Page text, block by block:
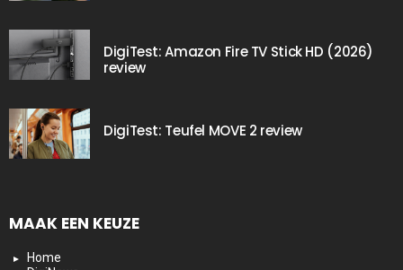
DigiTest: Amazon Fire TV Stick HD (2026)
review
DigiTest: Teufel MOVE 2 review
MAAK EEN KEUZE
Home